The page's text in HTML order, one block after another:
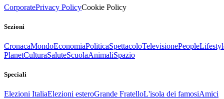
CorporatePrivacy PolicyCookie Policy
Sezioni
CronacaMondoEconomiaPoliticaSpettacoloTelevisionePeople
PlanetCulturaSaluteScuolaAnimaliSpazio
Speciali
Elezioni ItaliaElezioni esteroGrande FratelloL'isola dei famosiAmici